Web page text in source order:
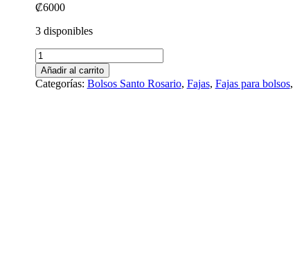
₡6000
3 disponibles
Faja
para
Bolso
Azul
Añadir al carrito
Categorías: Bolsos Santo Rosario, Fajas, Fajas para bolsos,